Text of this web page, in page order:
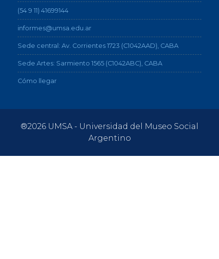
(54 9 11) 41699144
informes@umsa.edu.ar
Sede central: Av. Corrientes 1723 (C1042AAD), CABA
Sede Artes: Sarmiento 1565 (C1042ABC), CABA
Cómo llegar
®2026 UMSA - Universidad del Museo Social
Argentino